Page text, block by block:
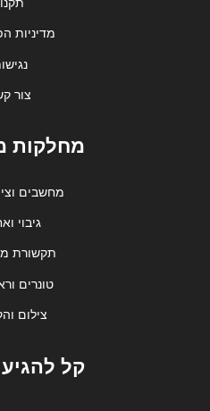
מדיניות
צור
מחלקות
מחשבים
גיבוי
תקשורת
טונרים
צילום
קל להגיע